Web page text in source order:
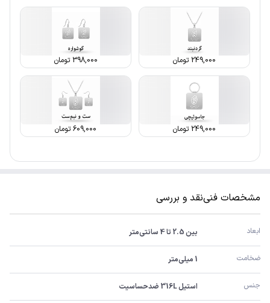
249,000 تومان 398,000 تومان
249,000 تومان 609,000تومان
مشخصات فنینقد و بررسی
ابعاد بین 2.5 تا 4 سانتی‌متر
ضخامت 1 میلی‌متر
جنس استیل 316L ضدحساسیت